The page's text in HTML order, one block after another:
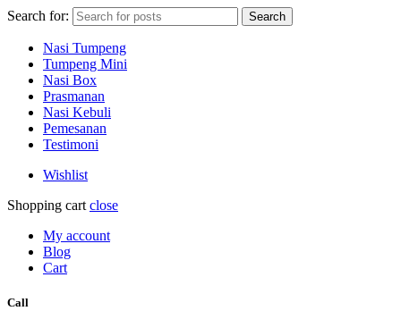
Search for: Search
Nasi Tumpeng
Tumpeng Mini
Nasi Box
Prasmanan
Nasi Kebuli
Pemesanan
Testimoni
Wishlist
Shopping cart close
My account
Blog
Cart
Call